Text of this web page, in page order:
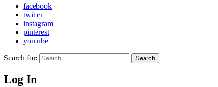
facebook
twitter
instagram
pinterest
youtube
Search for: Search
Log In